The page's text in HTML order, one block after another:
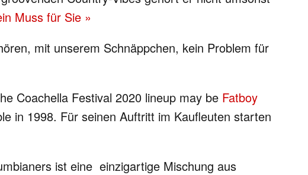
Muss für Sie »
mit unserem Schnäppchen, kein Problem für
Coachella Festival 2020 lineup may be Fatboy
in 1998. Für seinen Auftritt im Kaufleuten starten
ist eine einzigartige Mischung aus